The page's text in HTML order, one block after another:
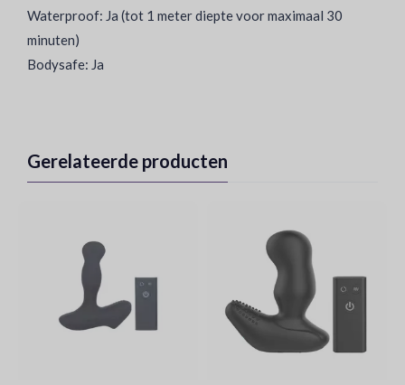
Waterproof: Ja (tot 1 meter diepte voor maximaal 30
minuten)
Bodysafe: Ja
Gerelateerde producten